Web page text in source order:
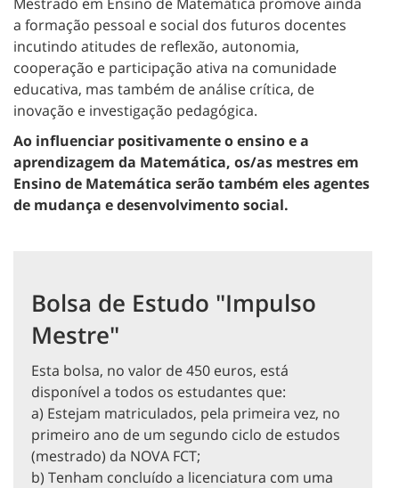
a formação pessoal e social dos futuros docentes
incutindo atitudes de reflexão, autonomia,
cooperação e participação ativa na comunidade
educativa, mas também deanálise crítica, de
inovação e investigação pedagógica.
Ao influenciar positivamente o ensino e a
aprendizagem da Matemática, os/as mestres em
Ensino de Matemática serãotambém eles agentes
de mudança e desenvolvimento social.
Bolsa de Estudo "Impulso
Mestre"
Esta bolsa, no valor de 450 euros, está
disponível a todos os estudantes que:
a) Estejam matriculados, pela primeira vez, no
primeiro ano de um segundo ciclo de estudos
(mestrado) da NOVA FCT;
b) Tenham concluído a licenciatura com uma